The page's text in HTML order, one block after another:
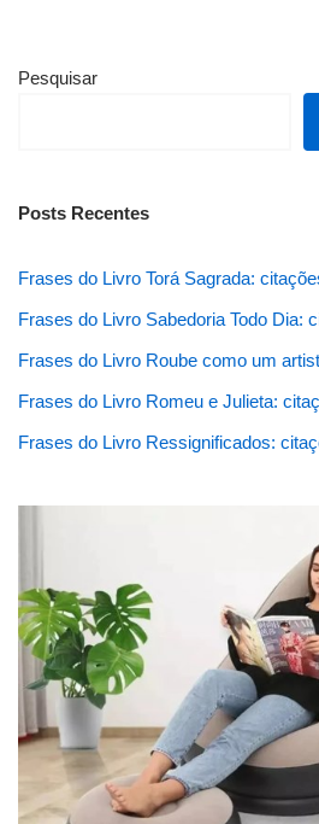
Pesquisar
Posts Recentes
Frases do Livro Torá Sagrada:
Frases do Livro Sabedoria Todo Dia:
Frases do Livro Roube como um
Frases do Livro Romeu e Julieta:
Frases do Livro Ressignificados: